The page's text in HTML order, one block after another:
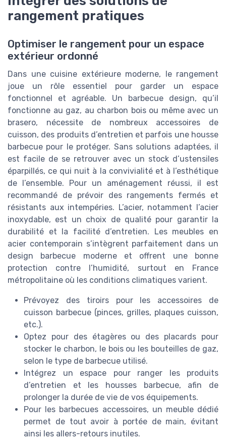
rangement pratiques
Optimiser le rangement pour un espace
extérieur ordonné
Dans une cuisine extérieure moderne, le rangement
joue un rôle essentiel pour garder un espace
fonctionnel et agréable. Un barbecue design, qu’il
fonctionne au gaz, au charbon bois ou même avec un
brasero, nécessite de nombreux accessoires de
cuisson, des produits d’entretien et parfois une housse
barbecue pour le protéger. Sans solutions adaptées, il
est facile de se retrouver avec un stock d’ustensiles
éparpillés, ce qui nuit à la convivialité et à l’esthétique
de l’ensemble. Pour un aménagement réussi, il est
recommandé de prévoir des rangements fermés et
résistants aux intempéries. L’acier, notamment l’acier
inoxydable, est un choix de qualité pour garantir la
durabilité et la facilité d’entretien. Les meubles en
acier contemporain s’intègrent parfaitement dans un
design barbecue moderne et offrent une bonne
protection contre l’humidité, surtout en France
métropolitaine où les conditions climatiques varient.
Prévoyez des tiroirs pour les accessoires de
cuisson barbecue (pinces, grilles, plaques cuisson,
etc.).
Optez pour des étagères ou des placards pour
stocker le charbon, le bois ou les bouteilles de gaz,
selon le type de barbecue utilisé.
Intégrez un espace pour ranger les produits
d’entretien et les housses barbecue, afin de
prolonger la durée de vie de vos équipements.
Pour les barbecues accessoires, un meuble dédié
permet de tout avoir à portée de main, évitant
ainsi les allers-retours inutiles.